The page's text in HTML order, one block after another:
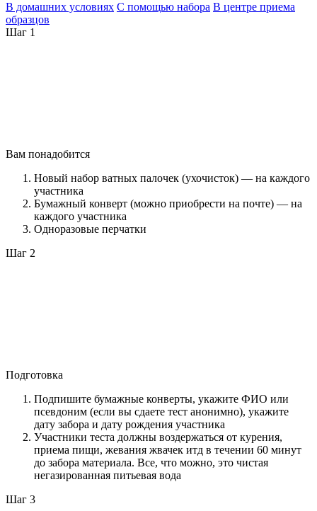
В домашних условиях С помощью набора В центре приема
образцов
Шаг 1
Вам понадобится
Новый набор ватных палочек (ухочисток) — на каждого
участника
Бумажный конверт (можно приобрести на почте) — на
каждого участника
Одноразовые перчатки
Шаг 2
Подготовка
Подпишите бумажные конверты, укажите ФИО или
псевдоним (если вы сдаете тест анонимно), укажите
дату забора и дату рождения участника
Участники теста должны воздержаться от курения,
приема пищи, жевания жвачек итд в течении 60 минут
до забора материала. Все, что можно, это чистая
негазированная питьевая вода
Шаг 3